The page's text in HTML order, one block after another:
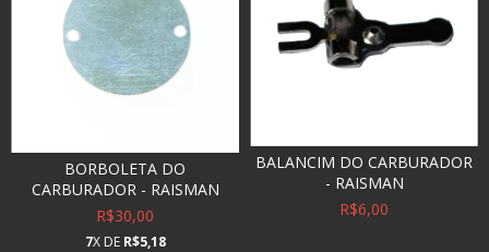
BORBOLETA DO
CARBURADOR - RAISMAN
R$30,00
7X DE R$5,18
BALANCIM DO CARBURADOR
- RAISMAN
R$6,00